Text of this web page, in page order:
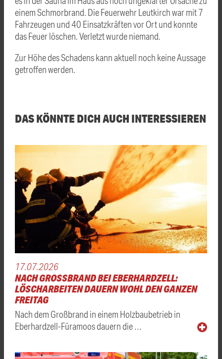
einem Schmorbrand. Die Feuerwehr Leutkirch war mit 7
Fahrzeugen und 40 Einsatzkräften vor Ort und konnte
das Feuer löschen. Verletzt wurde niemand.
Zur Höhe des Schadens kann aktuell noch keine Aussage
getroffen werden.
DAS KÖNNTE DICH AUCH INTERESSIEREN
17.07.2026
NACH GROSSBRAND BEI EBERHARDZELL: L
ÖSCHARBEITEN DAUERN WOHL DEN GANZEN F
REITAG
Nach dem Großbrand in einem Holzbaubetrieb in
Eberhardzell-Füramoos dauern die …